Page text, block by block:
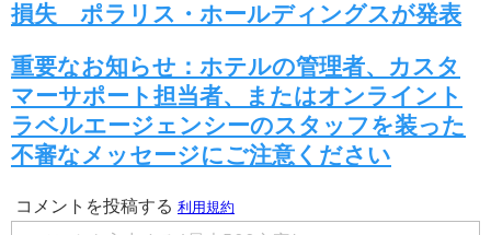
損失 ポラリス・ホールディングスが発表
重要なお知らせ：ホテルの管理者、カスタ
マーサポート担当者、またはオンライント
ラベルエージェンシーのスタッフを装った
不審なメッセージにご注意ください